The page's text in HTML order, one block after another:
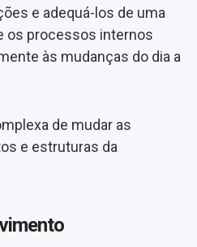
e adequá-los de uma
os processos internos
às mudanças do dia a
de mudar as
e estruturas da